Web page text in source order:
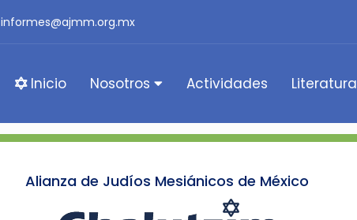
informes@ajmm.org.mx
Inicio Nosotros Actividades Literatura
Alianza de Judíos Mesiánicos de México